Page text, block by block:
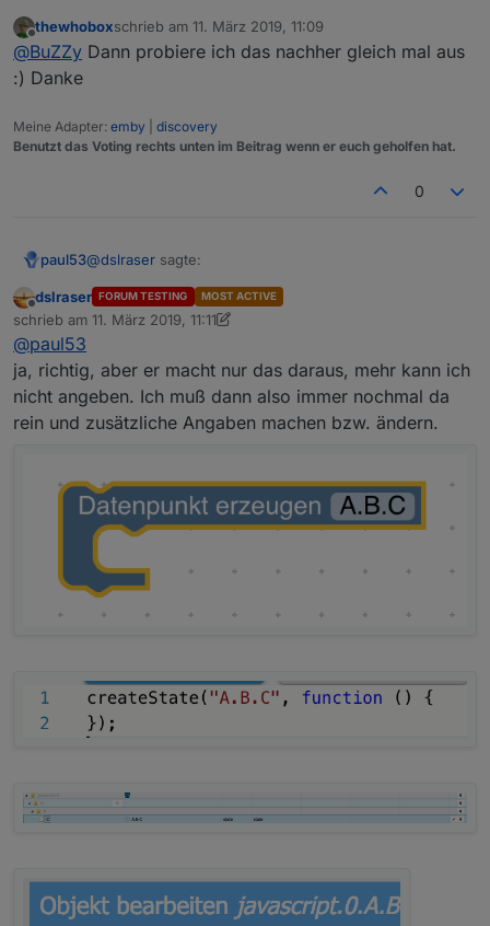
@BuZZy... Ich wollte eher darauf hinaus, ob ich
und Neu) oder?
Gruß
Offline
thewhoboxschrieb am 11. März 2019, 11:09
zuletzt editiert von
@BuZZy Dann probiere ich das nachher gleich mal aus
:) Danke
Meine Adapter: emby
discovery
Benutzt das Voting rechts unten im Beitrag wenn er euch geholfen hat.
0
paul53@dslraser sagte:
aber ohne jegliche Angaben zum Ort wo es
Instanz-Nummer) erzeugt.
Offline
dslraser FORUM TESTING MOST ACTIVE
schrieb am 11. März 2019, 11:11
zuletzt editiert von dslraser3. Nov. 2019, 12:12
@paul53
ja, richtig, aber er macht nur das daraus, mehr kann ich
nicht angeben. Ich muß dann also immer nochmal da
rein und zusätzliche Angaben machen bzw. ändern.